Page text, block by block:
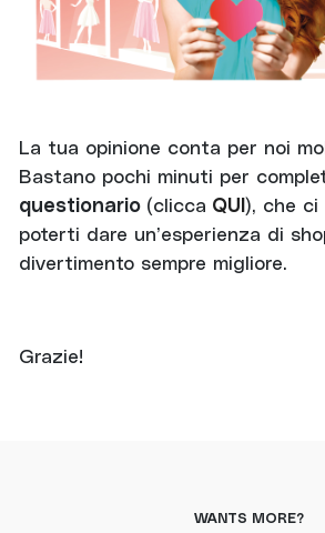
La tua opinione conta per noi
Bastano pochi minuti per
questionario (clicca QUI), che ci
poterti dare un’esperienza di
divertimento sempre migliore.
Grazie!
WANTS MORE?